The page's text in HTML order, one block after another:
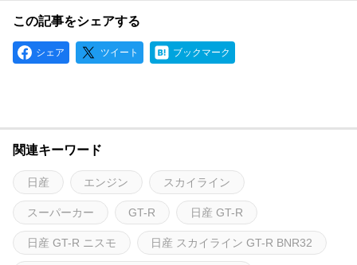
この記事をシェアする
シェア ツイート ブックマーク
関連キーワード
日産 エンジン スカイライン
スーパーカー GT-R 日産 GT-R
日産 GT-R ニスモ 日産 スカイライン GT-R BNR32